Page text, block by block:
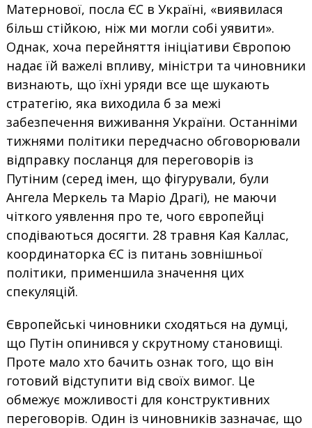
Матернової, посла ЄС в Україні, «виявилася
більш стійкою, ніж ми могли собі уявити».
Однак, хоча перейняття ініціативи Європою
надає їй важелі впливу, міністри та чиновники
визнають, що їхні уряди все ще шукають
стратегію, яка виходила б за межі
забезпечення виживання України. Останніми
тижнями політики передчасно обговорювали
відправку посланця для переговорів із
Путіним (серед імен, що фігурували, були
Ангела Меркель та Маріо Драгі), не маючи
чіткого уявлення про те, чого європейці
сподіваються досягти. 28 травня Кая Каллас,
координаторка ЄС із питань зовнішньої
політики, применшила значення цих
спекуляцій.
Європейські чиновники сходяться на думці,
що Путін опинився у скрутному становищі.
Проте мало хто бачить ознак того, що він
готовий відступити від своїх вимог. Це
обмежує можливості для конструктивних
переговорів. Один із чиновників зазначає, що